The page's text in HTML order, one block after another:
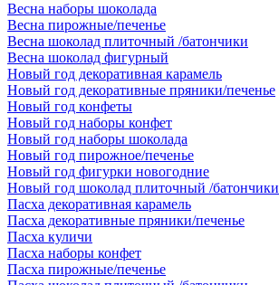
Весна наборы шоколада
Весна пирожные/печенье
Весна шоколад плиточный /батончики
Весна шоколад фигурный
Новый год декоративная карамель
Новый год декоративные пряники/печенье
Новый год конфеты
Новый год наборы конфет
Новый год наборы шоколада
Новый год пирожное/печенье
Новый год фигурки новогодние
Новый год шоколад плиточный /батончики
Пасха декоративная карамель
Пасха декоративные пряники/печенье
Пасха куличи
Пасха наборы конфет
Пасха пирожные/печенье